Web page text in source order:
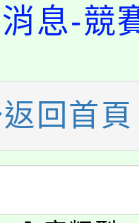
甄選結果(
大學推廣
通分析基
生輔導中心
輔導、社會
參加。
府辦理
影音徵選
及活動海報
。
年度學生
助參觀特色
計畫」
育部表揚
獻獎」
TAIPEI臺
息-競
返回首頁